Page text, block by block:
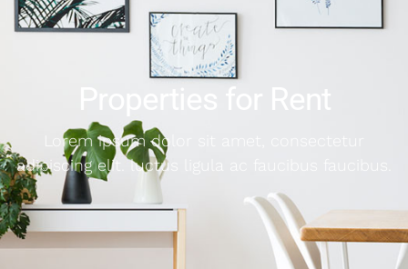
Lorem ipsum dolor sit amet, consectetur
adipiscing elit. luctus ligula ac faucibus faucibus.